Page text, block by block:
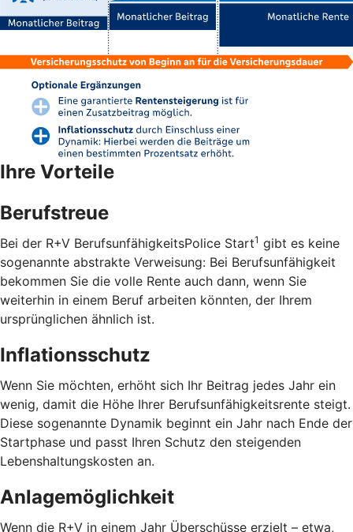
Ihre Vorteile
Berufstreue
Bei der R+V BerufsunfähigkeitsPolice Start1 gibt es keine
sogenannte abstrakte Verweisung: Bei Berufsunfähigkeit
bekommen Sie die volle Rente auch dann, wenn Sie
weiterhin in einem Beruf arbeiten könnten, der Ihrem
ursprünglichen ähnlich ist.
Inflationsschutz
Wenn Sie möchten, erhöht sich Ihr Beitrag jedes Jahr ein
wenig, damit die Höhe Ihrer Berufsunfähigkeitsrente steigt.
Diese sogenannte Dynamik beginnt ein Jahr nach Ende der
Startphase und passt Ihren Schutz den steigenden
Lebenshaltungskosten an.
Anlagemöglichkeit
Wenn die R+V in einem Jahr Überschüsse erzielt – etwa,